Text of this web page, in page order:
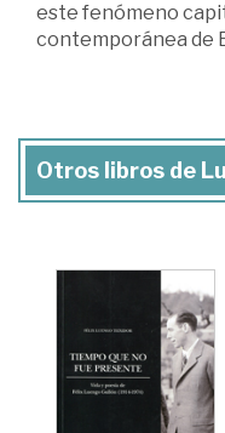
este fenómeno
contemporánea de
Otros libros de